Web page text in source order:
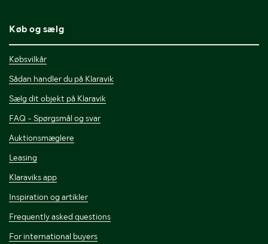
Køb og sælg
Købsvilkår
Sådan handler du på Klaravik
Sælg dit objekt på Klaravik
FAQ - Spørgsmål og svar
Auktionsmæglere
Leasing
Klaraviks app
Inspiration og artikler
Frequently asked questions
For international buyers